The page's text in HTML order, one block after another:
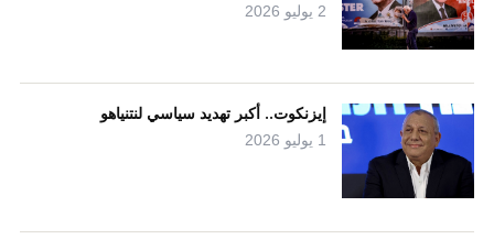
2 يوليو 2026
إيزنكوت.. أكبر تهديد سياسي لنتنياهو
1 يوليو 2026